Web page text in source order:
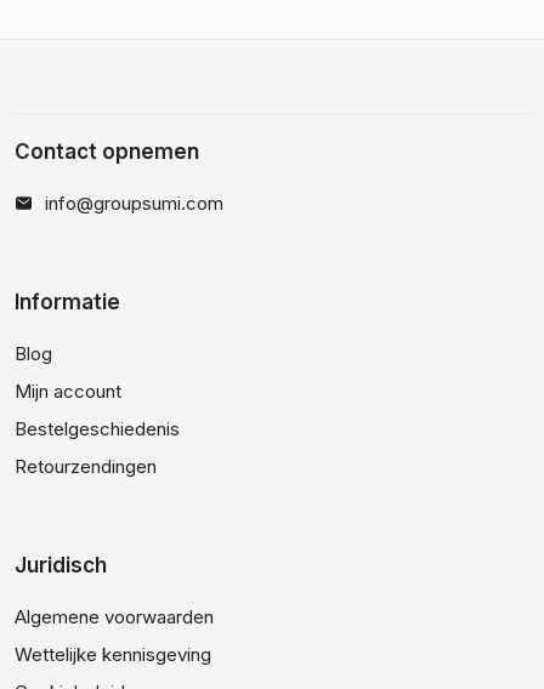
Contact opnemen
info@groupsumi.com
Informatie
Blog
Mijn account
Bestelgeschiedenis
Retourzendingen
Juridisch
Algemene voorwaarden
Wettelijke kennisgeving